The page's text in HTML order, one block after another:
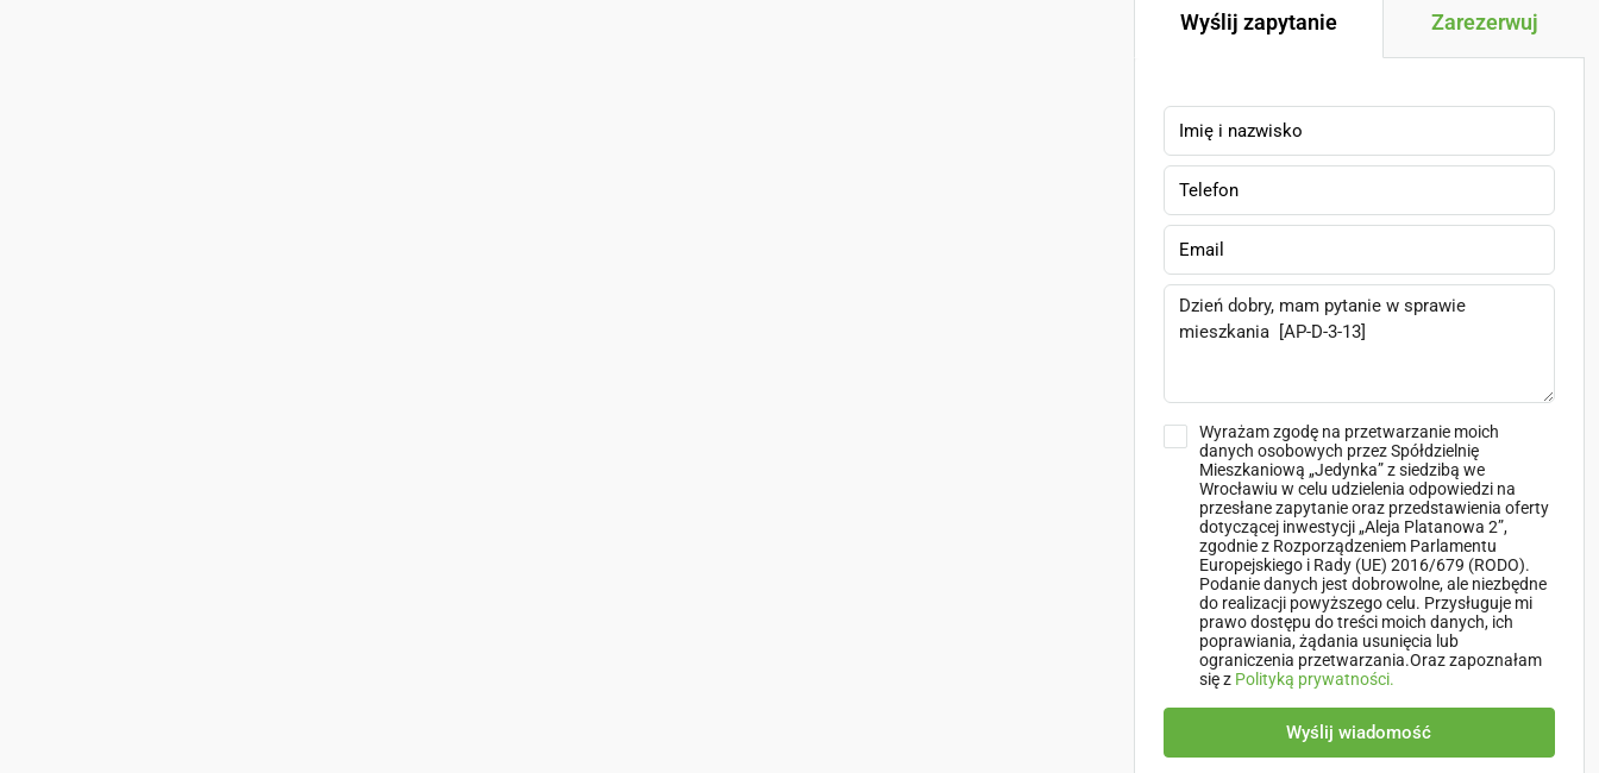
Wyślij zapytanie Zarezerwuj
Wyrażam zgodę na przetwarzanie moich
danych osobowych przez Spółdzielnię
Mieszkaniową „Jedynka” z siedzibą we
Wrocławiu w celu udzielenia odpowiedzi na
przesłane zapytanie oraz przedstawienia oferty
dotyczącej inwestycji „Aleja Platanowa 2”,
zgodnie z Rozporządzeniem Parlamentu
Europejskiego i Rady (UE) 2016/679 (RODO).
Podanie danych jest dobrowolne, ale niezbędne
do realizacji powyższego celu. Przysługuje mi
prawo dostępu do treści moich danych, ich
poprawiania, żądania usunięcia lub
ograniczenia przetwarzania.Oraz zapoznałam
się z Polityką prywatności.
Wyślij wiadomość